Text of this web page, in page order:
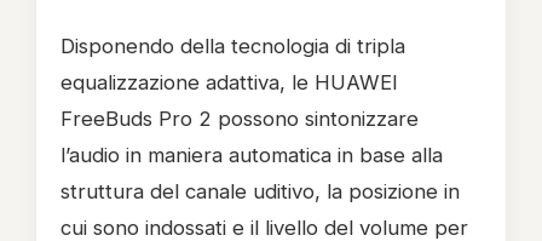
Disponendo della tecnologia di tripla
equalizzazione adattiva, le HUAWEI
FreeBuds Pro 2 possono sintonizzare
l’audio in maniera automatica in base alla
struttura del canale uditivo, la posizione in
cui sono indossati e il livello del volume per